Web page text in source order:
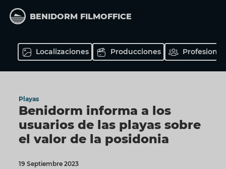
contenido
BENIDORM FILMOFFICE
Localizaciones Producciones
Playas
Benidorm informa a los
usuarios de las playas sobre
el valor de la posidonia
19 Septiembre 2023